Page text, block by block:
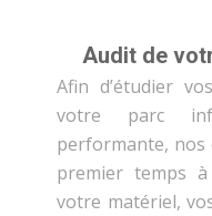
Audit de
Afin d’étudier
votre parc
performante, nos
premier temps
votre matériel,